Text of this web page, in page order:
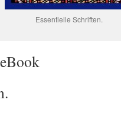
Essentielle Schriften.